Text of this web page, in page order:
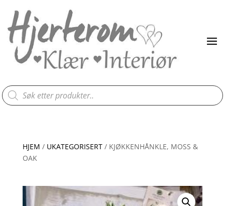
Products
search
HJEM / UKATEGORISERT/ KJØKKENHÅNKLE, MOSS &
OAK